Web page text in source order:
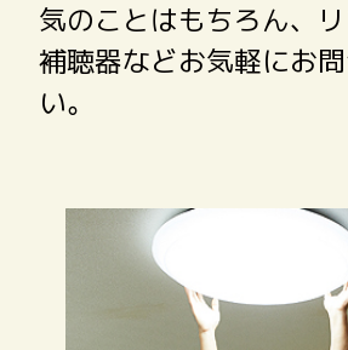
気のことはもちろん、リ
補聴器などお気軽にお
い。